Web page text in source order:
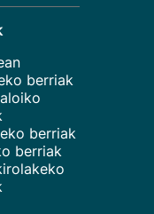
berriak
berriak
berriak